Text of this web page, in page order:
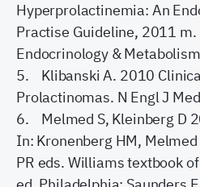
Hyperprolactinemia: An
Practise Guideline, 2011
Endocrinology &
5. Klibanski A. 2010
Prolactinomas. N Engl J
6. Melmed S, Kleinberg D
In: Kronenberg HM, Melmed
PR eds. Williams textbook